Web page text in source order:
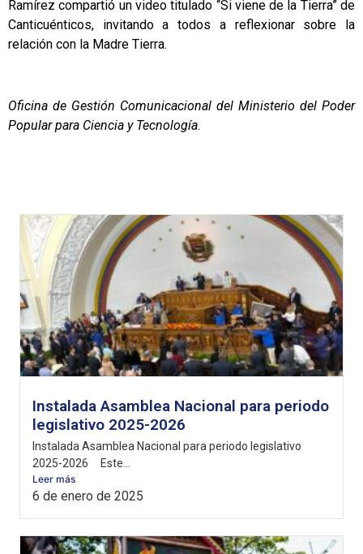
Ramírez compartió un video titulado “Si viene de la Tierra” de
Canticuénticos, invitando a todos a reflexionar sobre la
relación con la Madre Tierra.
Oficina de Gestión Comunicacional del Ministerio del Poder
Popular para Ciencia y Tecnología.
Instalada Asamblea Nacional para periodo
legislativo 2025-2026
Instalada Asamblea Nacional para periodo legislativo
2025-2026 Este...
Leer más
6 de enero de 2025